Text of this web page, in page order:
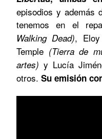
episodios y además
tenemos en el
Walking Dead),
Temple (Tierra de
artes) y Lucía
otros. Su emisión